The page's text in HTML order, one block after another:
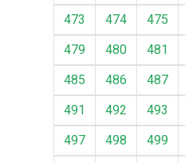
473 474 475
479
480 481
485
486 487
491
492 493
497
498 499